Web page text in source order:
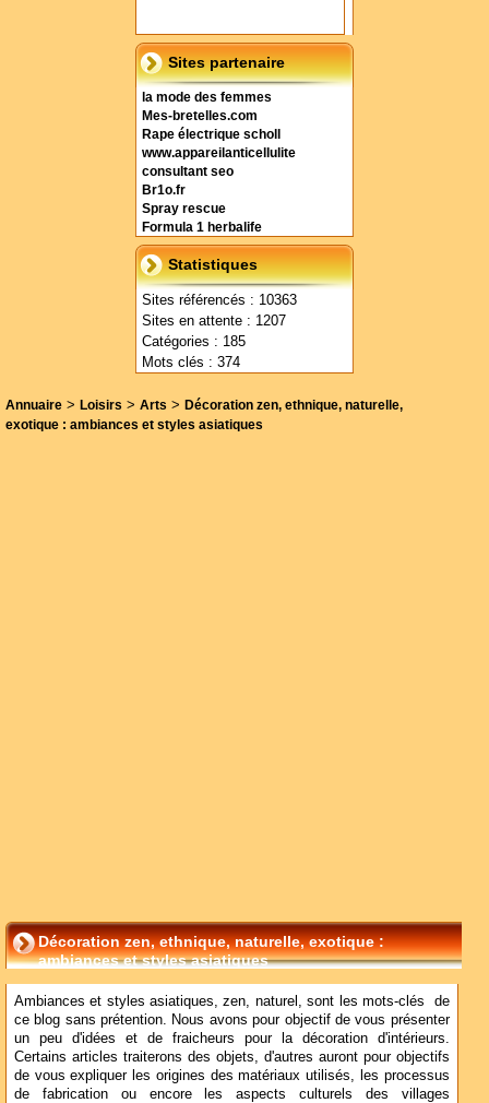
Sites partenaire
la mode des femmes
Mes-bretelles.com
Rape électrique scholl
www.appareilanticellulite
consultant seo
Br1o.fr
Spray rescue
Formula 1 herbalife
Statistiques
Sites référencés : 10363
Sites en attente : 1207
Catégories : 185
Mots clés : 374
Annuaire > Loisirs > Arts > Décoration zen, ethnique, naturelle,
exotique : ambiances et styles asiatiques
Décoration zen, ethnique, naturelle, exotique :
ambiances et styles asiatiques
Ambiances et styles asiatiques, zen, naturel, sont les mots-clés de
ce blog sans prétention. Nous avons pour objectif de vous présenter
un peu d'idées et de fraicheurs pour la décoration d'intérieurs.
Certains articles traiterons des objets, d'autres auront pour objectifs
de vous expliquer les origines des matériaux utilisés, les processus
de fabrication ou encore les aspects culturels des villages